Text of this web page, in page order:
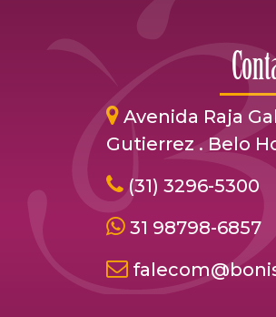
Avenida Raja
Gutierrez . Belo
(31) 3296-5300
31 98798-6857